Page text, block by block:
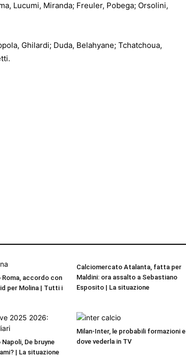
Lucumi, Miranda; Freuler, Pobega; Orsolini,
Ghilardi; Duda, Belahyane; Tchatchoua,
accordo con
per Molina | Tutti i
Calciomercato Atalanta, fatta per
Maldini: ora assalto a Sebastiano
Esposito | La situazione
De bruyne
| La situazione
Milan-Inter, le probabili formazioni e
dove vederla in TV